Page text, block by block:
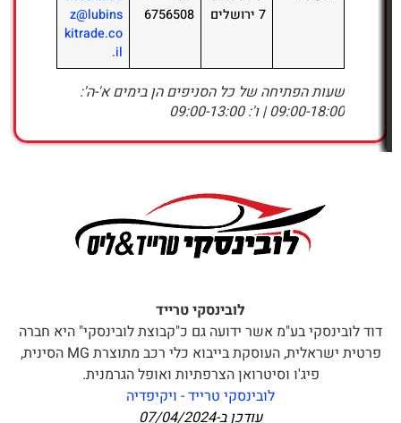
לובינסקי טרייד
דוד לובינסקי בע"מ אשר ידועה גם כ"קבוצת לובינסקי" היא חברה
פרטית ישראלית, העוסקת בייבוא כלי רכב מתוצרת MG הסינית,
פיג'ו וסיטרואן הצרפתיות ואופל הגרמנית.
לובינסקי טרייד - ויקיפדיה
עודכן ב-07/04/2024
7 ירושלים
6756508
z@lubins
kitrade.co
.il
שעות הפתיחה של כל הסניפים הן בימים א'-ה':
09:00-18:00 | ו': 09:00-13:00